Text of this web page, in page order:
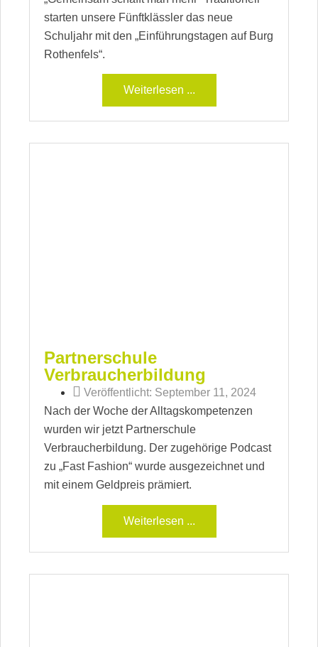
starten unsere Fünftklässler das neue
Schuljahr mit den „Einführungstagen auf Burg
Rothenfels“.
Weiterlesen ...
Partnerschule
Verbraucherbildung
Veröffentlicht: September 11, 2024
Nach der Woche der Alltagskompetenzen
wurden wir jetzt Partnerschule
Verbraucherbildung. Der zugehörige Podcast
zu „Fast Fashion“ wurde ausgezeichnet und
mit einem Geldpreis prämiert.
Weiterlesen ...